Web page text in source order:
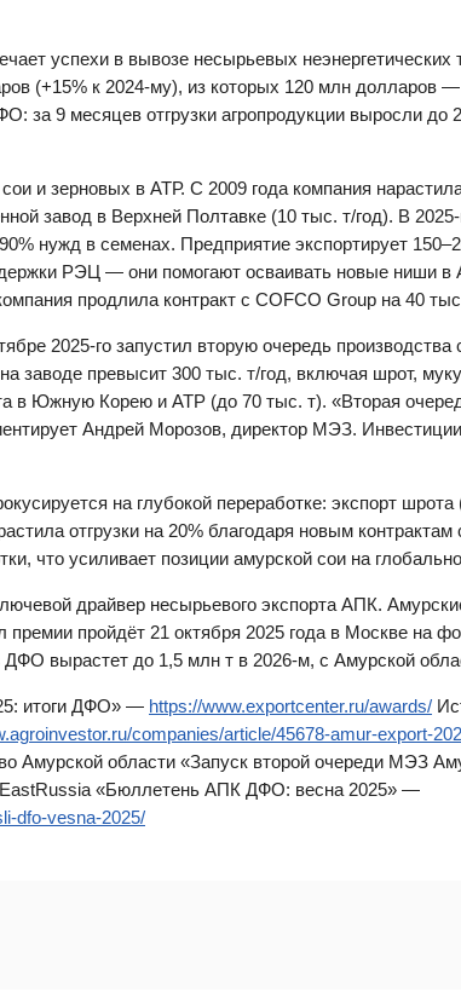
успехи в вывозе несырьевых неэнергетических
(+15% к 2024-му), из которых 120 млн долларов
за 9 месяцев отгрузки агропродукции выросли
и зерновых в АТР. С 2009 года компания
завод в Верхней Полтавке (10 тыс. т/год). В
нужд в семенах. Предприятие экспортирует
РЭЦ — они помогают осваивать новые ниши
продлила контракт с COFCO Group на 40
2025-го запустил вторую очередь производства
заводе превысит 300 тыс. т/год, включая шрот,
в Южную Корею и АТР (до 70 тыс. т). «Вторая
Андрей Морозов, директор МЭЗ.
на глубокой переработке: экспорт шрота
отгрузки на 20% благодаря новым
что усиливает позиции амурской сои на
драйвер несырьевого экспорта АПК.
пройдёт 21 октября 2025 года в Москве на
вырастет до 1,5 млн т в 2026-м, с Амурской
итоги ДФО» — https://www.exportcenter.ru/awards/
companies/article/45678-amur-export-
Амурской области «Запуск второй очереди МЭЗ
EastRussia «Бюллетень АПК ДФО: весна 2025» —
dfo-vesna-2025/